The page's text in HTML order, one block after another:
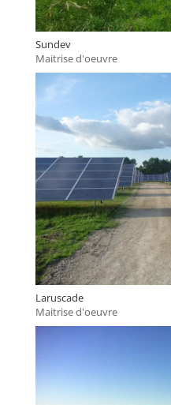
Sundev
Maitrise d'oeuvre
Laruscade
Maitrise d'oeuvre